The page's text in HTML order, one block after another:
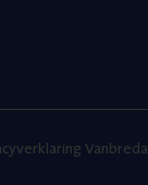
Vanbreda